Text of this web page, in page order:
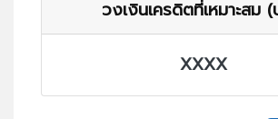
วงเงินเครดิตที่เหมาะสม
XXXX